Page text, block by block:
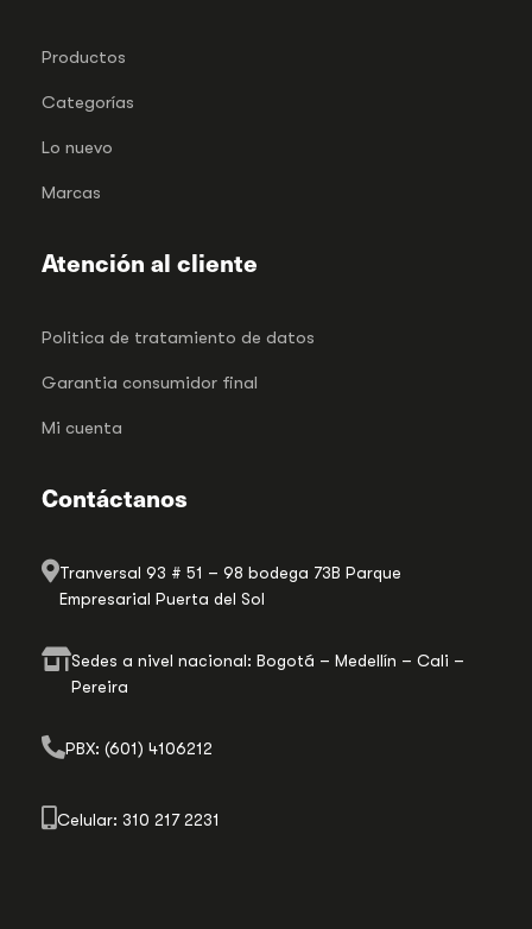
Productos
Categorías
Lo nuevo
Marcas
Atención al cliente
Politica de tratamiento de datos
Garantia consumidor final
Mi cuenta
Contáctanos
Tranversal 93 # 51 – 98 bodega 73B Parque
Empresarial Puerta del Sol
Sedes a nivel nacional: Bogotá – Medellín – Cali –
Pereira
PBX: (601) 4106212
Celular: 310 217 2231